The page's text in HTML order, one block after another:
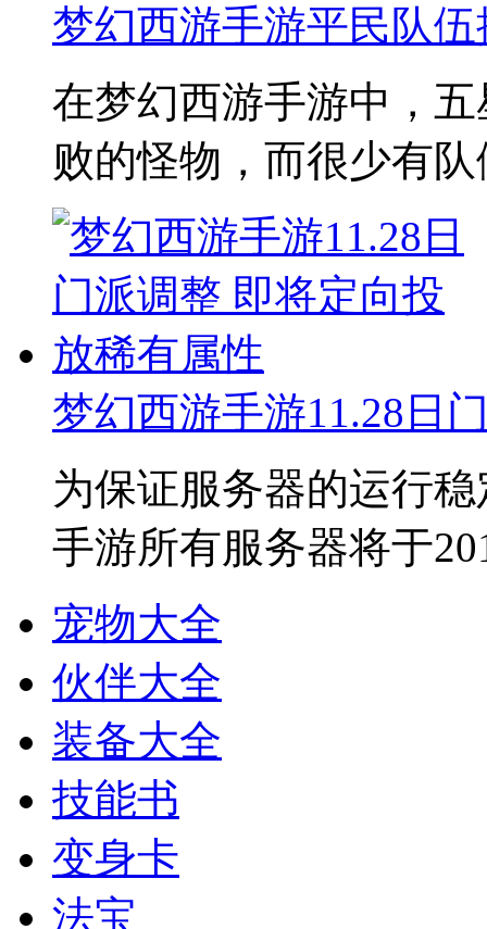
梦幻西游手游平民队
在梦幻西游手游中，
败的怪物，而很少有
梦幻西游手游11.28日
为保证服务器的运行
手游所有服务器将于
宠物大全
伙伴大全
装备大全
技能书
变身卡
法宝